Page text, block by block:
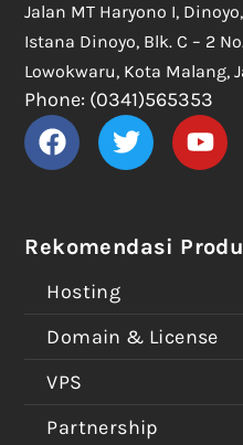
Rekomendasi
Hosting
Domain & License
VPS
Partnership
Jalan MT Haryono I,
Istana Dinoyo, Blk. C – 2
Lowokwaru, Kota Malang,
Phone: (0341)565353